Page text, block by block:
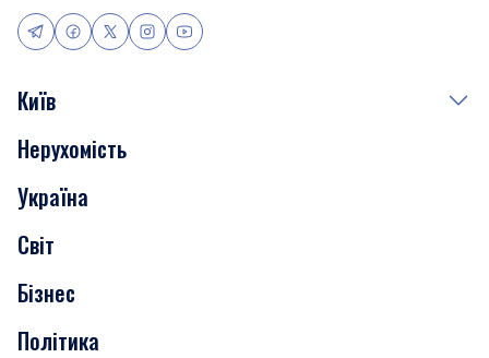
Київ
Події
Скандали
Нерухомість
Транспорт
Нерухомість
Україна
Світ
Бізнес
Політика